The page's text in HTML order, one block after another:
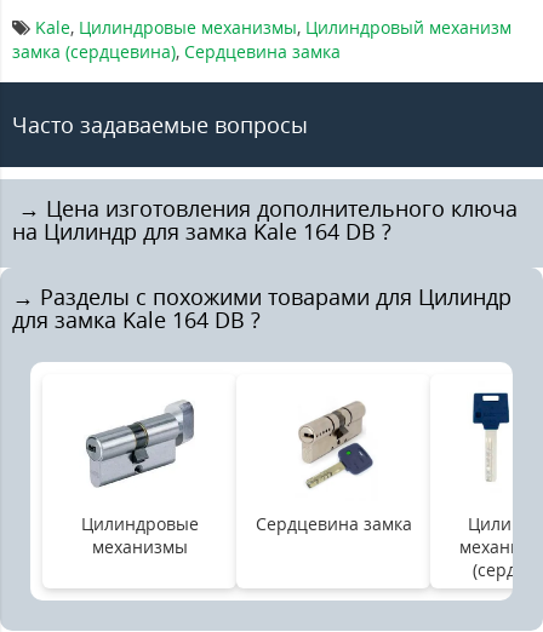
Kale, Цилиндровые механизмы, Цилиндровый механизм
замка (сердцевина), Сердцевина замка
Часто задаваемые вопросы
️ → Цена изготовления дополнительного ключа
на Цилиндр для замка Kale 164 DB ?
→ Разделы с похожими товарами для Цилиндр
для замка Kale 164 DB ?
Цилиндровые
механизмы
Сердцевина замка